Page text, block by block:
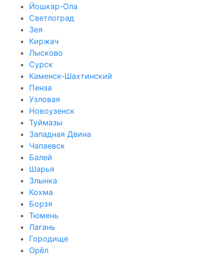
Йошкар-Ола
Светлоград
Зея
Киржач
Лысково
Сурск
Каменск-Шахтинский
Пенза
Узловая
Новоузенск
Туймазы
Западная Двина
Чапаевск
Балей
Шарья
Злынка
Кохма
Борзя
Тюмень
Лагань
Городище
Орёл